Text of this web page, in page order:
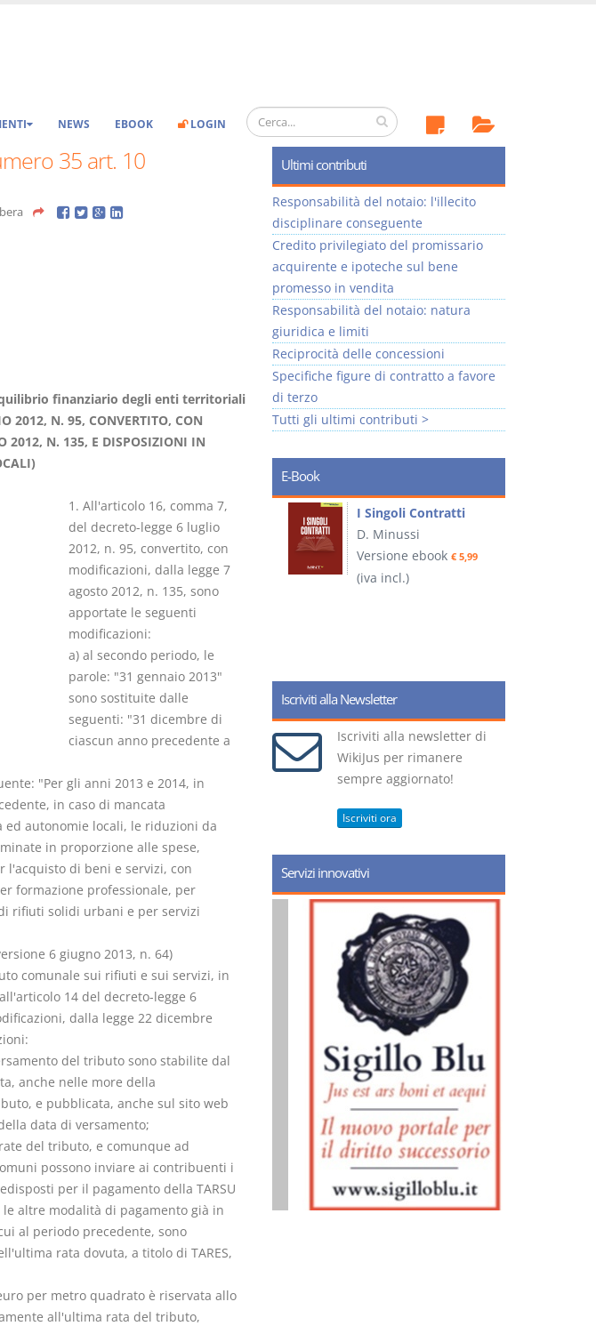
NEWS EBOOK LOGIN
35 art. 10
finanziario degli enti territoriali
2012, N. 95, CONVERTITO, CON
2012, N. 135, E DISPOSIZIONI IN
1. All'articolo 16, comma 7,
del decreto-legge 6 luglio
2012, n. 95, convertito, con
modificazioni, dalla legge 7
agosto 2012, n. 135, sono
apportate le seguenti
modificazioni:
a) al secondo periodo, le
parole: "31 gennaio 2013"
sono sostituite dalle
seguenti: "31 dicembre di
ciascun anno precedente a
"Per gli anni 2013 e 2014, in
in caso di mancata
ed autonomie locali, le riduzioni da
in proporzione alle spese,
l'acquisto di beni e servizi, con
formazione professionale, per
rifiuti solidi urbani e per servizi
6 giugno 2013, n. 64)
comunale sui rifiuti e sui servizi, in
14 del decreto-legge 6
dalla legge 22 dicembre
del tributo sono stabilite dal
anche nelle more della
e pubblicata, anche sul sito web
data di versamento;
del tributo, e comunque ad
possono inviare ai contribuenti i
per il pagamento della TARSU
le altre modalità di pagamento già in
al periodo precedente, sono
rata dovuta, a titolo di TARES,
per metro quadrato è riservata allo
all'ultima rata del tributo,
Ultimi contributi
Responsabilità del notaio: l'illecito
disciplinare conseguente
Credito privilegiato del promissario
acquirente e ipoteche sul bene
promesso in vendita
Responsabilità del notaio: natura
giuridica e limiti
Reciprocità delle concessioni
Specifiche figure di contratto a favore
di terzo
Tutti gli ultimi contributi >
E-Book
Rapporto e
relazione giuridica
D. Minussi
Versione ebook€ 5,99
(iva incl.)
I Singoli Contratti
D. Minussi
Versione ebook € 5,99
(iva incl.)
Iscriviti alla Newsletter
Iscriviti alla newsletter di
WikiJus per rimanere
sempre aggiornato!
Iscriviti ora
Servizi innovativi